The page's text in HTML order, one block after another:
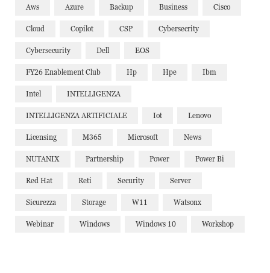
Aws Azure Backup Business Cisco
Cloud Copilot CSP Cybersecrity
Cybersecurity Dell EOS
FY26 Enablement Club Hp Hpe Ibm
Intel INTELLIGENZA
INTELLIGENZA ARTIFICIALE Iot Lenovo
Licensing M365 Microsoft News
NUTANIX Partnership Power Power Bi
Red Hat Reti Security Server
Sicurezza Storage W11 Watsonx
Webinar Windows Windows 10 Workshop